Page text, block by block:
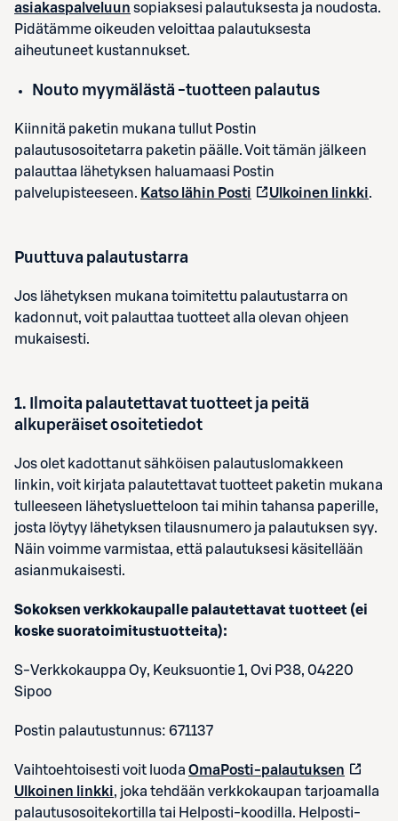
asiakaspalveluun sopiaksesi palautuksesta ja noudosta.
Pidätämme oikeuden veloittaa palautuksesta
aiheutuneet kustannukset.
Nouto myymälästä -tuotteen palautus
Kiinnitä paketin mukana tullut Postin
palautusosoitetarra paketin päälle. Voit tämän jälkeen
palauttaa lähetyksen haluamaasi Postin
palvelupisteeseen. Katso lähin Posti Ulkoinen linkki.
Puuttuva palautustarra
Jos lähetyksen mukana toimitettu palautustarra on
kadonnut, voit palauttaa tuotteet alla olevan ohjeen
mukaisesti.
1. Ilmoita palautettavat tuotteet ja peitä
alkuperäiset osoitetiedot
Jos olet kadottanut sähköisen palautuslomakkeen
linkin, voit kirjata palautettavat tuotteet paketin mukana
tulleeseen lähetysluetteloon tai mihin tahansa paperille,
josta löytyy lähetyksen tilausnumero ja palautuksen syy.
Näin voimme varmistaa, että palautuksesi käsitellään
asianmukaisesti.
Sokoksen verkkokaupalle palautettavat tuotteet (ei
koske suoratoimitustuotteita):
S-Verkkokauppa Oy, Keuksuontie 1, Ovi P38, 04220
Sipoo
Postin palautustunnus: 671137
Vaihtoehtoisesti voit luoda OmaPosti-palautuksen
Ulkoinen linkki, joka tehdään verkkokaupan tarjoamalla
palautusosoitekortilla tai Helposti-koodilla. Helposti-